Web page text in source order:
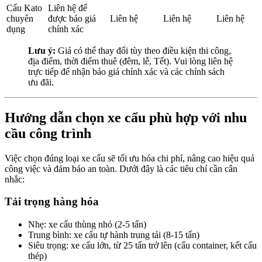
Cẩu Kato
chuyên
dụng
Liên hệ để
được báo giá
chính xác
Liên hệ Liên hệ Liên hệ
Lưu ý: Giá có thể thay đổi tùy theo điều kiện thi công,
địa điểm, thời điểm thuê (đêm, lễ, Tết). Vui lòng liên hệ
trực tiếp để nhận báo giá chính xác và các chính sách
ưu đãi.
Hướng dẫn chọn xe cẩu phù hợp với nhu
cầu công trình
Việc chọn đúng loại xe cẩu sẽ tối ưu hóa chi phí, nâng cao hiệu quả
công việc và đảm bảo an toàn. Dưới đây là các tiêu chí cần cân
nhắc:
Tải trọng hàng hóa
Nhẹ: xe cẩu thùng nhỏ (2-5 tấn)
Trung bình: xe cẩu tự hành trung tải (8-15 tấn)
Siêu trọng: xe cẩu lớn, từ 25 tấn trở lên (cẩu container, kết cấu
thép)